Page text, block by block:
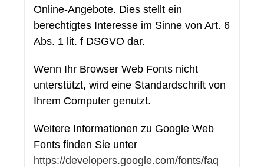
Online-Angebote. Dies stellt ein
berechtigtes Interesse im Sinne von Art. 6
Abs. 1 lit. f DSGVO dar.
Wenn Ihr Browser Web Fonts nicht
unterstützt, wird eine Standardschrift von
Ihrem Computer genutzt.
Weitere Informationen zu Google Web
Fonts finden Sie unter
https://developers.google.com/fonts/faq